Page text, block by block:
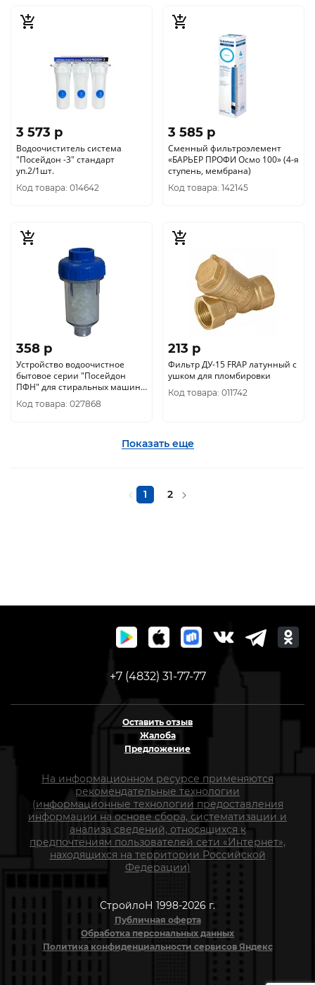
3 573 p
Водоочиститель система
"Посейдон -3" стандарт
уп.2/1шт.
Код товара: 014642
3 585 p
Сменный фильтроэлемент
«БАРЬЕР ПРОФИ Осмо 100» (4-я
ступень, мембрана)
Код товара: 142145
358 p
Устройство водоочистное
бытовое серии "Посейдон
ПФН" для стиральных машин
уп.25/1шт.
Код товара: 027868
213 p
Фильтр ДУ-15 FRAP латунный с
ушком для пломбировки
Код товара: 011742
Показать еще
1 2
+7 (4832) 31-77-77
Оставить отзыв
Жалоба
Предложение
На информационном ресурсе применяются
рекомендательные технологии
(информационные технологии предоставления
информации на основе сбора, систематизации и
анализа сведений, относящихся к
предпочтениям пользователей сети «Интернет»,
находящихся на территории Российской
Федерации)
СтройлоН 1998-2026 г.
Публичная оферта
Обработка персональных данных
Политика конфиденциальности сервисов Яндекс